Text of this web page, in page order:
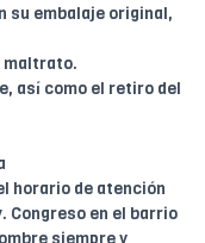
su embalaje original,
maltrato.
así como el retiro del
horario de atención
Congreso en el barrio
siempre y